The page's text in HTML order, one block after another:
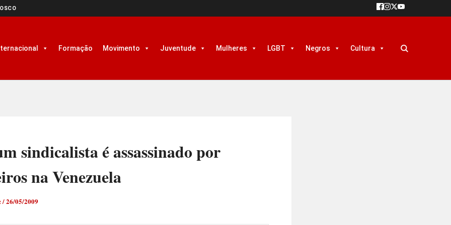
Formação Movimento Juventude Mulheres LGBT Negros Cultura
sindicalista é assassinado por
na Venezuela
/26/05/2009